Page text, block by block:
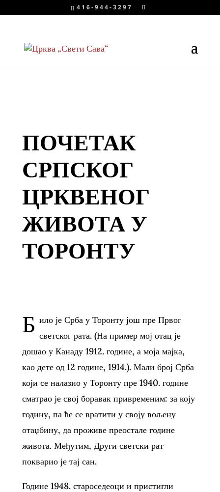
416-944-3297
ПОЧЕТАК
СРПСКОГ
ЦРКВЕНОГ
ЖИВОТА У
ТОРОНТУ
Б ило је Срба у Торонту још пре Првог
светског рата. (На пример мој отац је
дошао у Канаду 1912. године, а моја мајка,
као дете од 12 године, 1914.). Мали број Срба
који се налазио у Торонту пре 1940. године
сматрао је свој боравак привременим: за коју
годину, па ће се вратити у своју вољену
отаџбину, да проживе преостале године
живота. Међутим, Други светски рат
покварио је тај сан.
Године 1948. староседеоци и пристигли